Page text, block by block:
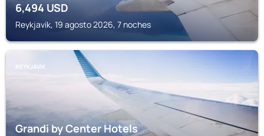
6,494 USD
Reykjavik, 19 agosto 2026, 7 noches
REYKJAVIK
Grandi by Center Hotels